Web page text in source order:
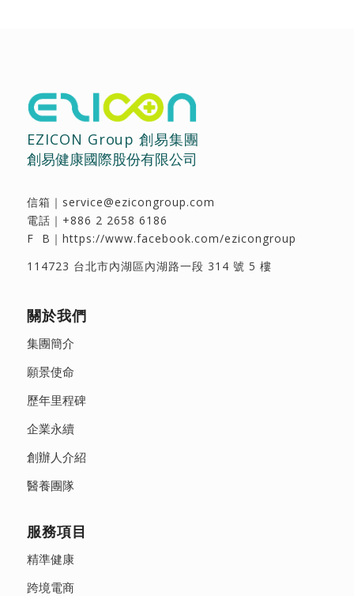
EZICON Group 創易集團
創易健康國際股份有限公司
信箱｜ service@ezicongroup.com
電話｜ +886 2 2658 6186
F B｜ https://www.facebook.com/ezicongroup
114723 台北市內湖區內湖路一段 314 號 5 樓
關於我們
集團簡介
願景使命
歷年里程碑
企業永續
創辦人介紹
醫養團隊
服務項目
精準健康
跨境電商